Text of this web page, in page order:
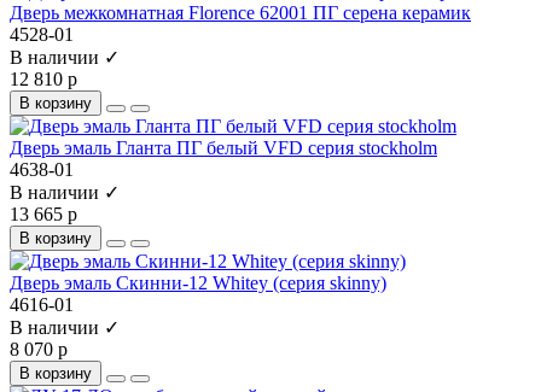
Дверь межкомнатная Florence 62001 ПГ серена керамик
4528-01
В наличии ✓
12 810 р
В корзину
Дверь эмаль Гланта ПГ белый VFD серия stockholm
4638-01
В наличии ✓
13 665 р
В корзину
Дверь эмаль Скинни-12 Whitey (серия skinny)
4616-01
В наличии ✓
8 070 р
В корзину